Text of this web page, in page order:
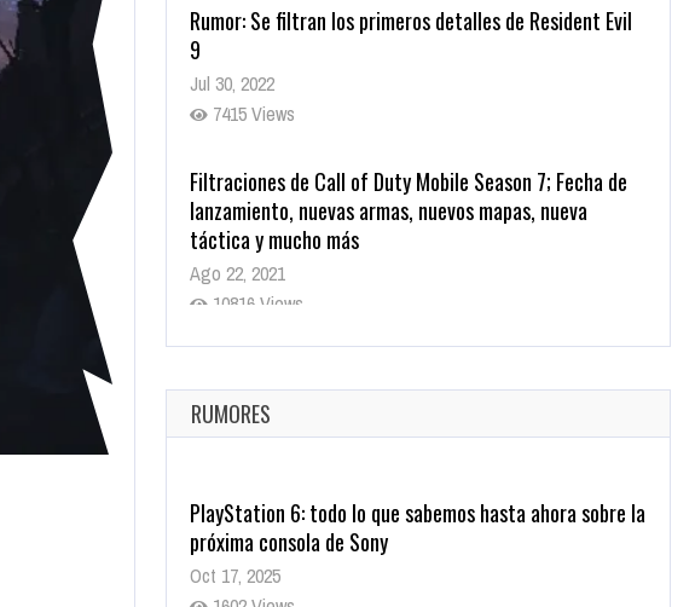
Rumor: Se filtran los primeros detalles de Resident Evil
9
Jul 30, 2022
7415 Views
Filtraciones de Call of Duty Mobile Season 7; Fecha de
lanzamiento, nuevas armas, nuevos mapas, nueva
táctica y mucho más
Ago 22, 2021
10816 Views
La configuración de Call of Duty 2021 aparentemente
Ago 8, 2021
10002 Views
RUMORES
PlayStation 6: todo lo que sabemos hasta ahora sobre la
próxima consola de Sony
Oct 17, 2025